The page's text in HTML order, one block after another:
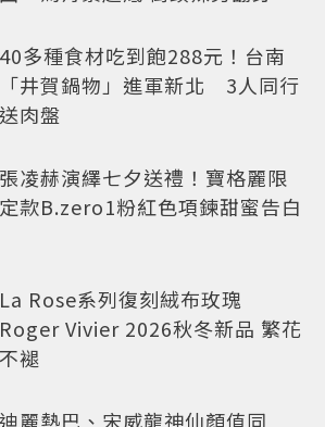
40多種食材吃到飽288元！台南
「井賀鍋物」進軍新北 3人同行
送肉盤
張凌赫演繹七夕送禮！寶格麗限
定款B.zero1粉紅色項鍊甜蜜告白
La Rose系列復刻絨布玫瑰
Roger Vivier 2026秋冬新品 繁花
不褪
迪麗熱巴、宋威龍神仙顏值同